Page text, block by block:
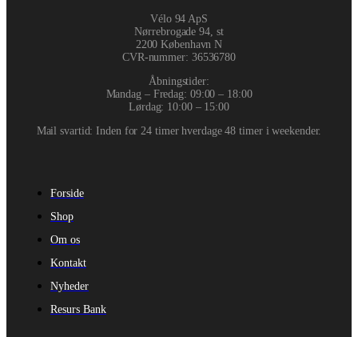
Vélo 94 ApS
Nørrebrogade 94, st
2200 København N
CVR-nummer: 36536780
Åbningstider:
Mandag – Fredag: 09:00 – 18:00
Lørdag: 10:00 – 15:00
Mail svartid: Inden for 24 timer hverdage 48 timer i weekender.
Forside
Shop
Om os
Kontakt
Nyheder
Resurs Bank